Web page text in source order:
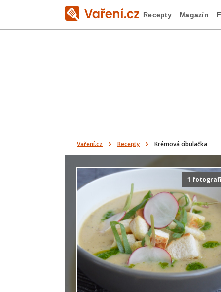
Recepty Magazín
Vaření.cz Recepty Krémová cibulačka
1